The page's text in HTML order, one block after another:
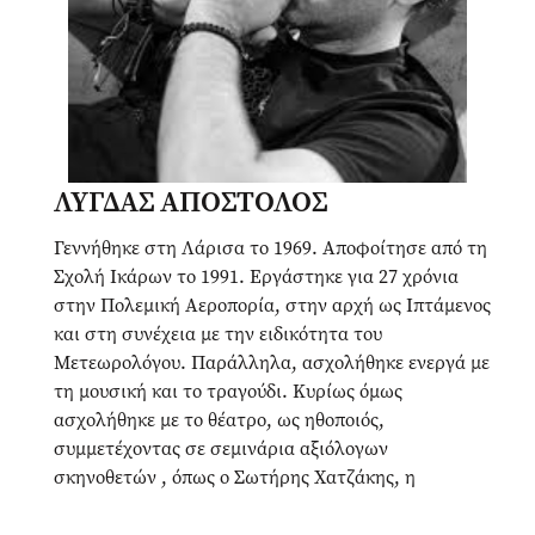
ΛΥΓΔΑΣ ΑΠΟΣΤΟΛΟΣ
Γεννήθηκε στη Λάρισα το 1969. Αποφοίτησε από τη
Σχολή Ικάρων το 1991. Εργάστηκε για 27 χρόνια
στην Πολεμική Αεροπορία, στην αρχή ως Ιπτάμενος
και στη συνέχεια με την ειδικότητα του
Μετεωρολόγου. Παράλληλα, ασχολήθηκε ενεργά με
τη μουσική και το τραγούδι. Κυρίως όμως
ασχολήθηκε με το θέατρο, ως ηθοποιός,
συμμετέχοντας σε σεμινάρια αξιόλογων
σκηνοθετών , όπως ο Σωτήρης Χατζάκης, η